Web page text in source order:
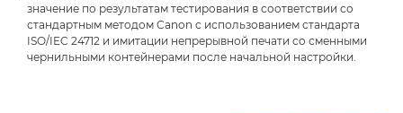
значение по результатам тестирования в соответствии со
стандартным методом Canon с использованием стандарта
ISO/IEC 24712 и имитации непрерывной печати со сменными
чернильными контейнерами после начальной настройки.